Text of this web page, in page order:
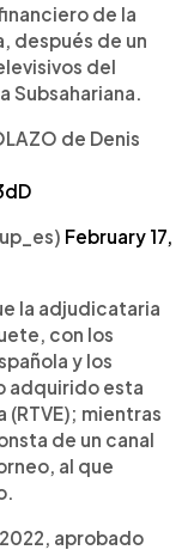
de la
después de un
del
Subsahariana.
de Denis
February 17,
la adjudicataria
con los
y los
adquirido esta
(RTVE); mientras
de un canal
al que
aprobado